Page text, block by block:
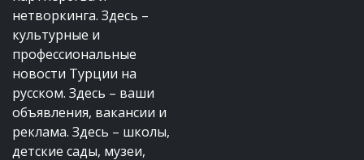
нетворкинга. Здесь –
культурные и
профессиональные
новости Турции на
русском. Здесь – ваши
объявления, вакансии и
реклама. Здесь – школы,
детские сады, музеи,